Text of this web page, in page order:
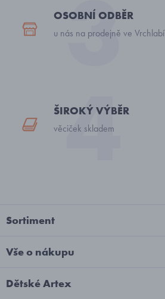
OSOBNÍ ODBĚR
u nás na prodejně ve Vrchlabí
ŠIROKÝ VÝBĚR
věciček skladem
Sortiment
Vše o nákupu
Dětské Artex